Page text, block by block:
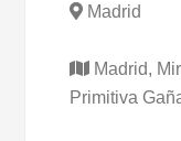
Madrid
Madrid,
Primitiva